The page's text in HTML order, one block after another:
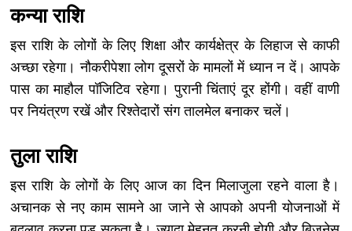
कन्या राशि
इस राशि के लोगों के लिए शिक्षा और कार्यक्षेत्र के लिहाज से काफी
अच्छा रहेगा। नौकरीपेशा लोग दूसरों के मामलों में ध्यान न दें। आपके
पास का माहौल पॉजिटिव रहेगा। पुरानी चिंताएं दूर होंगी। वहीं वाणी
पर नियंत्रण रखें और रिश्तेदारों संग तालमेल बनाकर चलें।
तुला राशि
इस राशि के लोगों के लिए आज का दिन मिलाजुला रहने वाला है।
अचानक से नए काम सामने आ जाने से आपको अपनी योजनाओं में